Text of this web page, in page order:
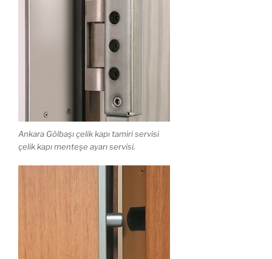
Ankara Gölbaşı çelik kapı tamiri servisi
çelik kapı menteşe ayarı servisi.